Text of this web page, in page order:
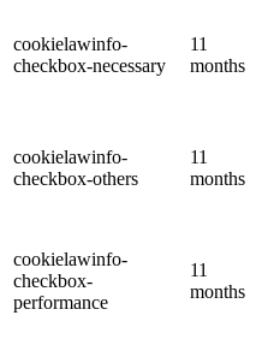
cookielawinfo-
checkbox-necessary
11
months
cookielawinfo-
checkbox-others
11
months
cookielawinfo-
checkbox-
performance
11
months